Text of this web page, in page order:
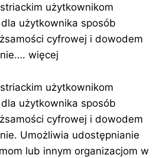
użytkownikom
użytkownika sposób
cyfrowej i dowodem
więcej
użytkownikom
użytkownika sposób
cyfrowej i dowodem
Umożliwia udostępnianie
lub innym organizacjom w